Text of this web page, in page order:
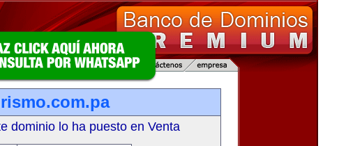
dominio lo ha puesto en Venta